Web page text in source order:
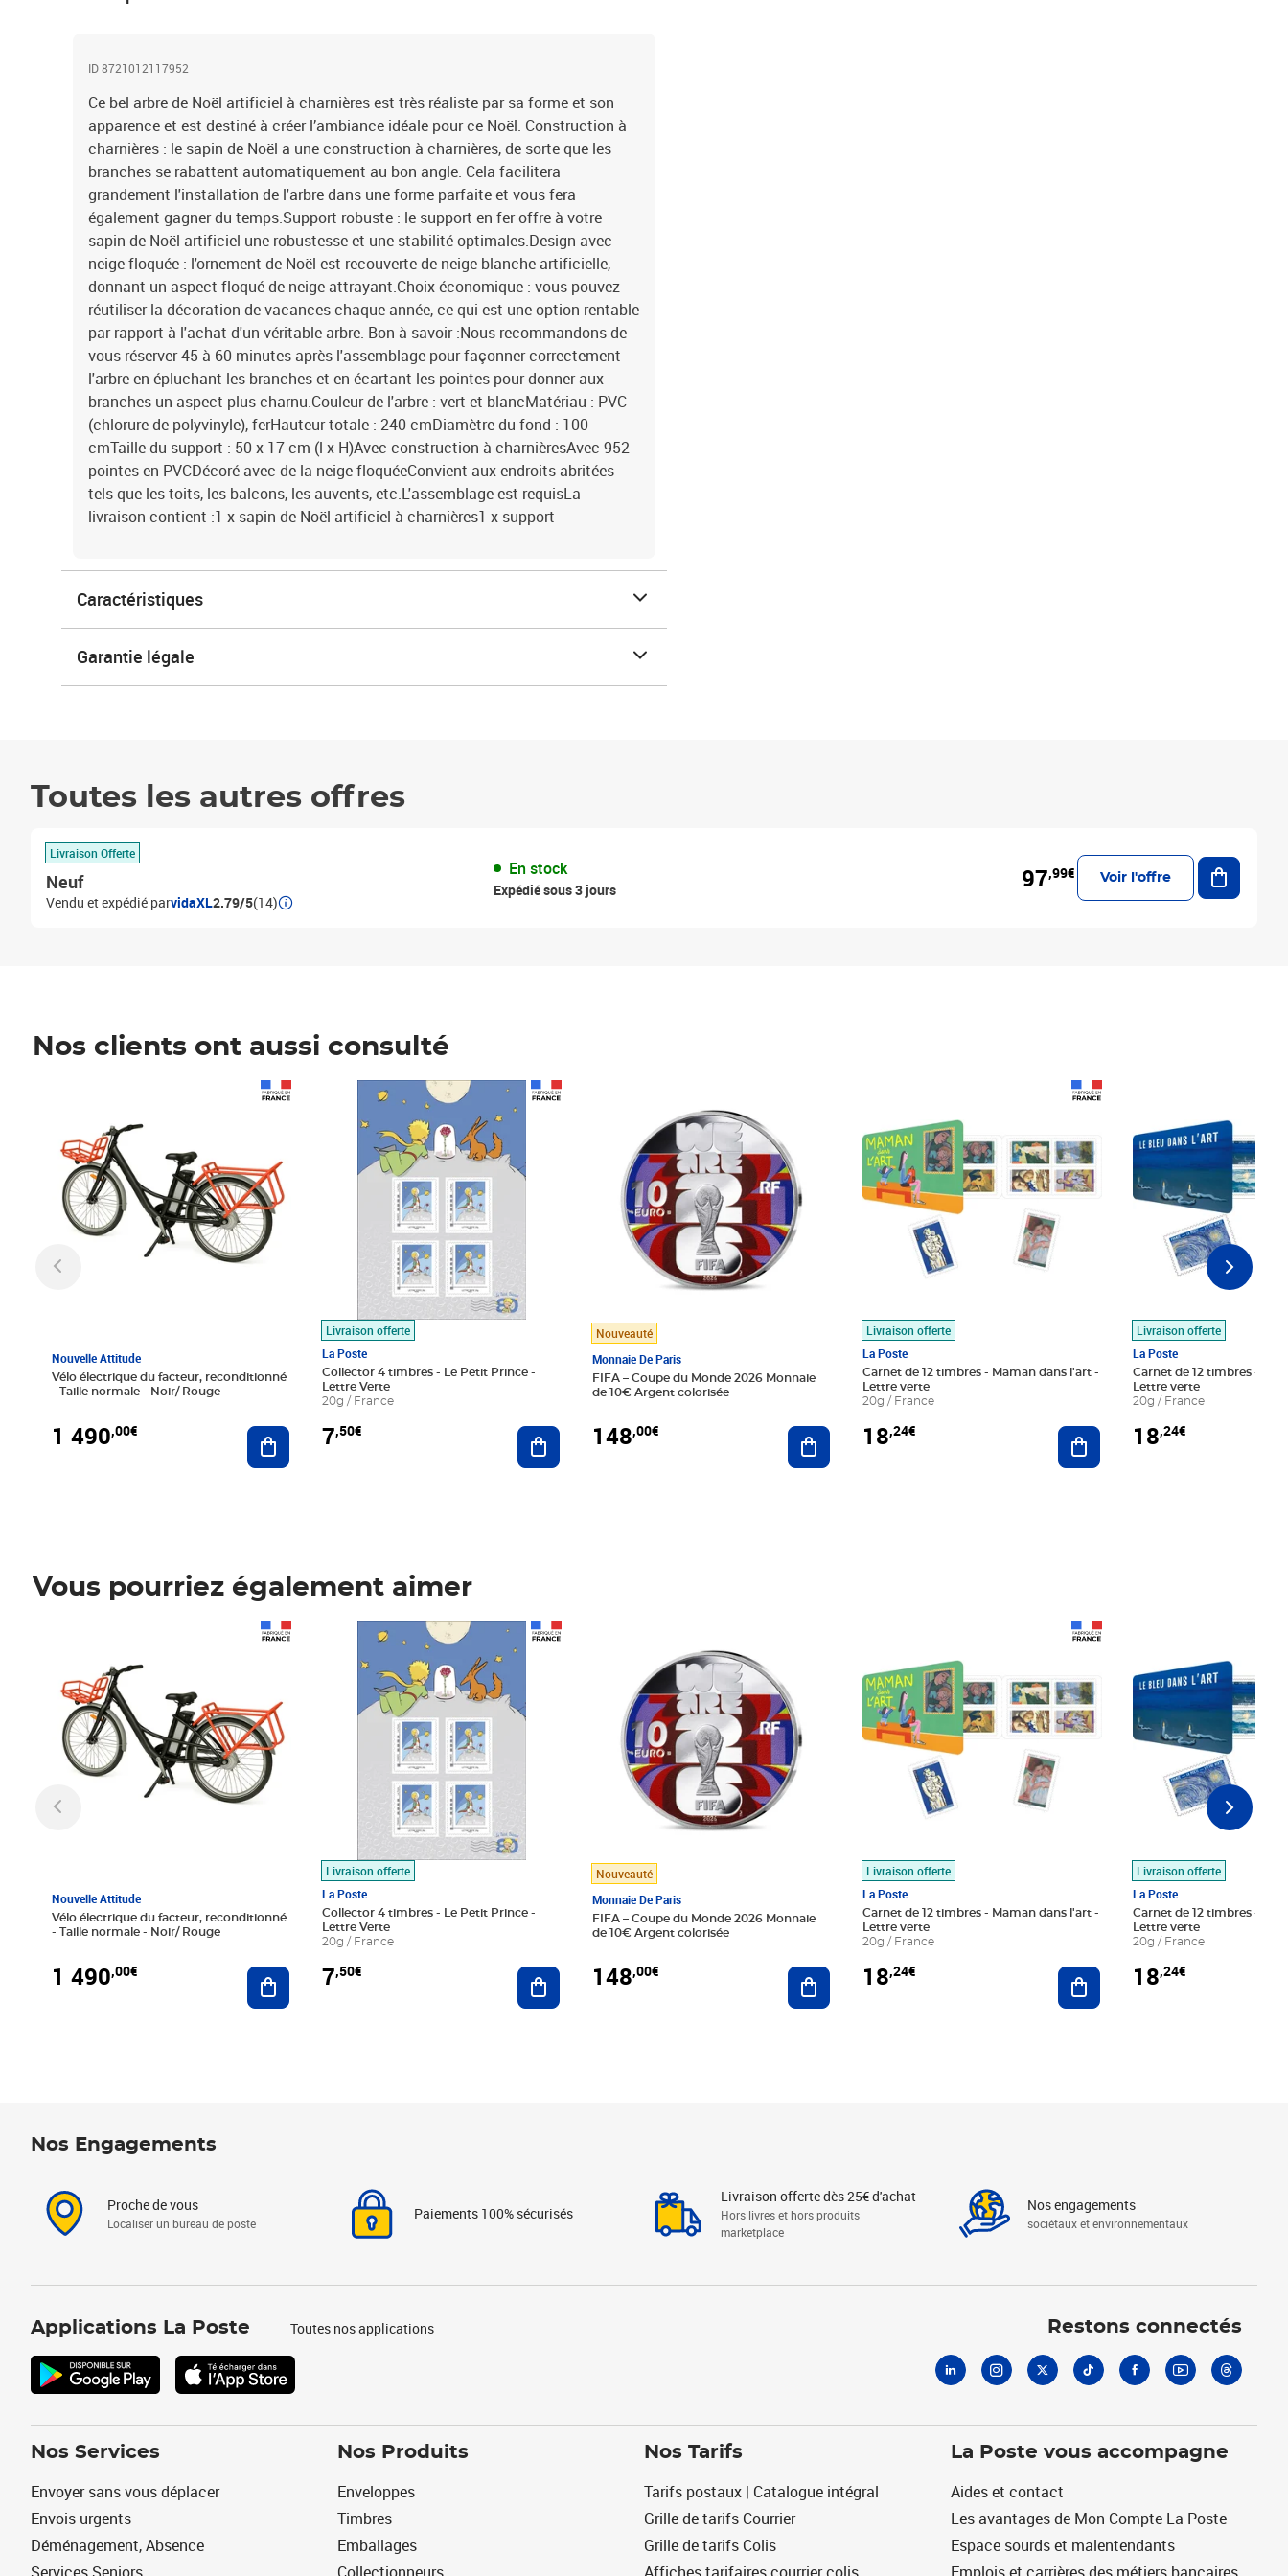
ID 8721012117952
Ce bel arbre de Noël artificiel à charnières est très réaliste par sa forme et son
apparence et est destiné à créer l’ambiance idéale pour ce Noël. Construction à
charnières : le sapin de Noël a une construction à charnières, de sorte que les
branches se rabattent automatiquement au bon angle. Cela facilitera
grandement l'installation de l'arbre dans une forme parfaite et vous fera
également gagner du temps.Support robuste : le support en fer offre à votre
sapin de Noël artificiel une robustesse et une stabilité optimales.Design avec
neige floquée : l'ornement de Noël est recouverte de neige blanche artificielle,
donnant un aspect floqué de neige attrayant.Choix économique : vous pouvez
réutiliser la décoration de vacances chaque année, ce qui est une option rentable
par rapport à l'achat d'un véritable arbre. Bon à savoir :Nous recommandons de
vous réserver 45 à 60 minutes après l'assemblage pour façonner correctement
l'arbre en épluchant les branches et en écartant les pointes pour donner aux
branches un aspect plus charnu.Couleur de l'arbre : vert et blancMatériau : PVC
(chlorure de polyvinyle), ferHauteur totale : 240 cmDiamètre du fond : 100
cmTaille du support : 50 x 17 cm (l x H)Avec construction à charnièresAvec 952
pointes en PVCDécoré avec de la neige floquéeConvient aux endroits abritées
tels que les toits, les balcons, les auvents, etc.L'assemblage est requisLa
livraison contient :1 x sapin de Noël artificiel à charnières1 x support
Caractéristiques
Garantie légale
Toutes les autres offres
Livraison Offerte
Neuf
Vendu et expédié parvidaXL2.79/5(14)
En stock
Expédié sous 3 jours 97,99€ Voir l'offre
Ajouter
Nos clients ont aussi consulté
Nouvelle Attitude
Vélo électrique du facteur, reconditionné
- Taille normale - Noir/ Rouge
1 490,00€ Ajouter au panier
Livraison offerte
La Poste
Collector 4 timbres - Le Petit Prince -
Lettre Verte
20g / France
7,50€
Prix 7,50€
Ajouter au panier
Nouveauté
Monnaie De Paris
FIFA – Coupe du Monde 2026 Monnaie
de 10€ Argent colorisée
148,00€ Ajouter au panier
Livraison offerte
La Poste
Carnet de 12 timbres - Maman dans l'art -
Lettre verte
20g / France
18,24€ Ajouter au panier
Livraison offerte
La Poste
Carnet de 12 timbres - Le
Lettre verte
20g / France
18,24€
Vous pourriez également aimer
Nouvelle Attitude
Vélo électrique du facteur, reconditionné
- Taille normale - Noir/ Rouge
1 490,00€ Ajouter au panier
Livraison offerte
La Poste
Collector 4 timbres - Le Petit Prince -
Lettre Verte
20g / France
7,50€
Prix 7,50€
Ajouter au panier
Nouveauté
Monnaie De Paris
FIFA – Coupe du Monde 2026 Monnaie
de 10€ Argent colorisée
148,00€ Ajouter au panier
Livraison offerte
La Poste
Carnet de 12 timbres - Maman dans l'art -
Lettre verte
20g / France
18,24€ Ajouter au panier
Livraison offerte
La Poste
Carnet de 12 timbres - Le
Lettre verte
20g / France
18,24€
Nos Engagements
Proche de vous
Localiser un bureau de poste
Paiements 100% sécurisés
Livraison offerte dès 25€ d'achat
Hors livres et hors produits
marketplace
Nos engagements
sociétaux et environnementaux
Applications La Poste Toutes nos applications Restons connectés
Nos Services
Envoyer sans vous déplacer
Envois urgents
Déménagement, Absence
Nos Produits
Enveloppes
Timbres
Emballages
Nos Tarifs
Tarifs postaux | Catalogue intégral
Grille de tarifs Courrier
Grille de tarifs Colis
La Poste vous accompagne
Aides et contact
Les avantages de Mon Compte La Poste
Espace sourds et malentendants